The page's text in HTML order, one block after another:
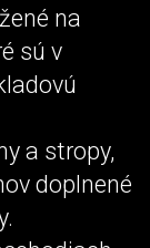
na
sú v
a stropy,
doplnené